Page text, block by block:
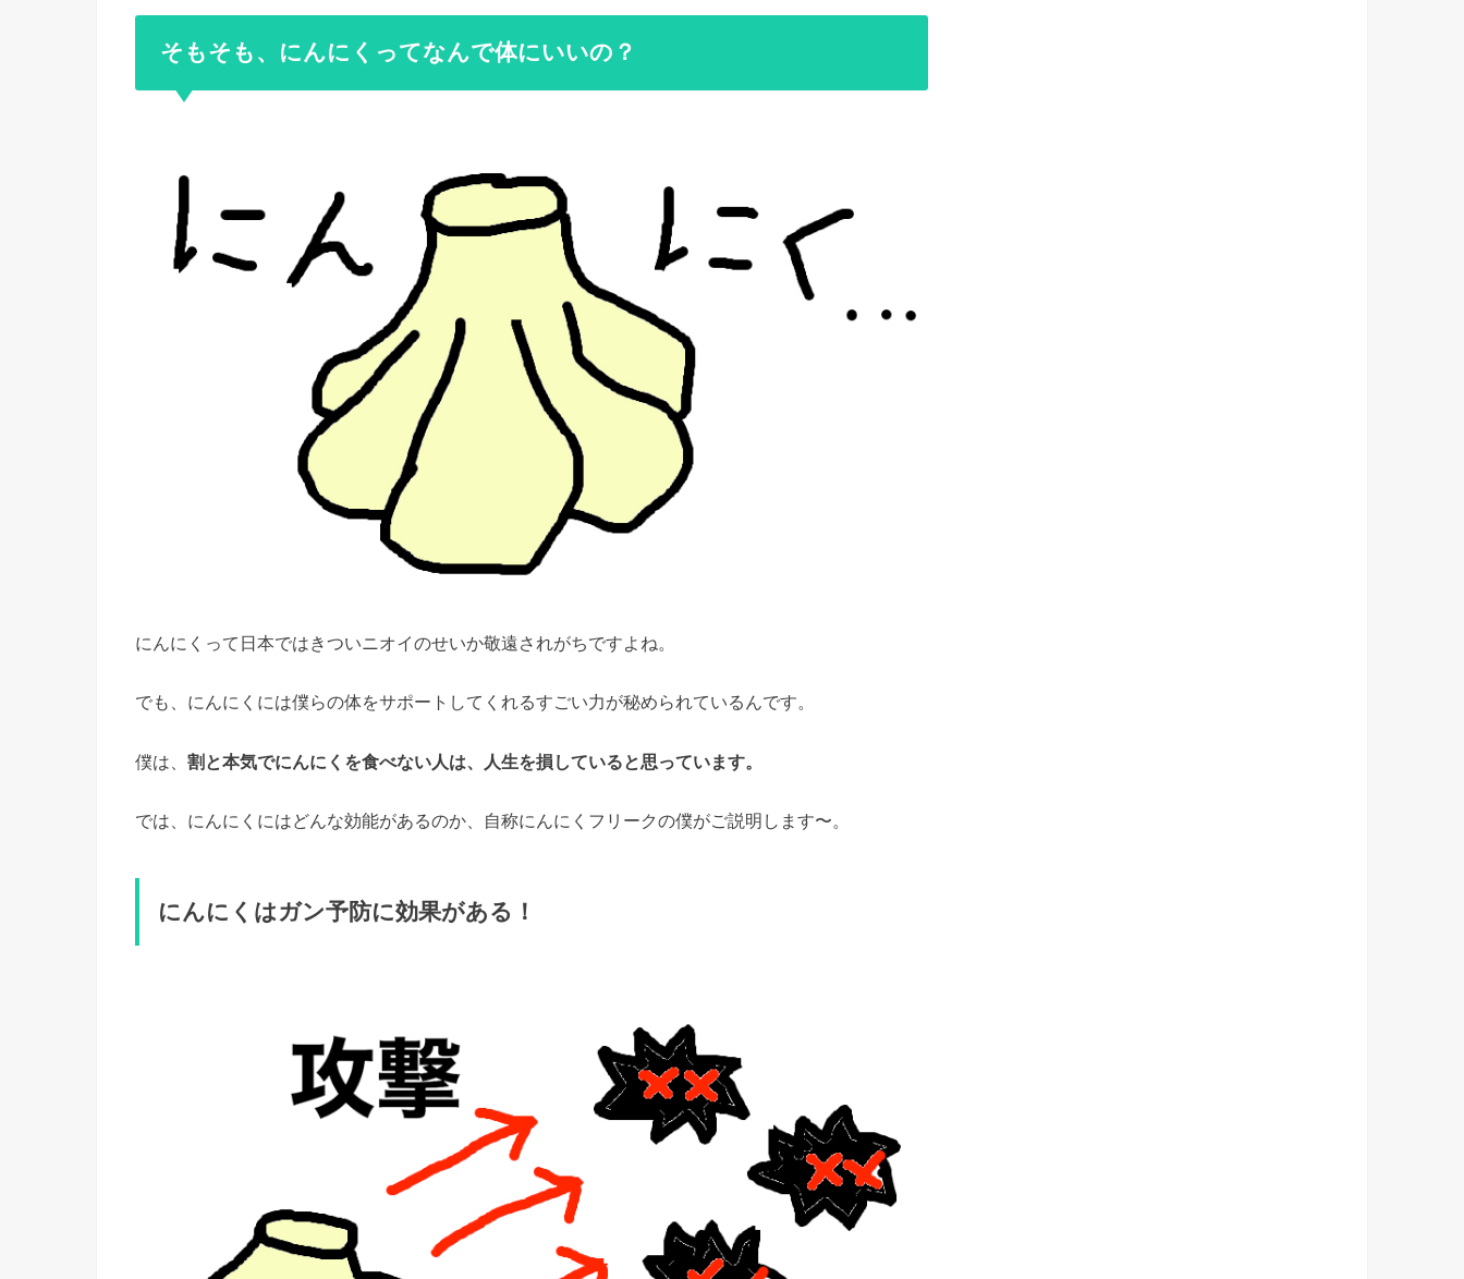
そもそも、にんにくってなんで体にいいの？
にんにくって日本ではきついニオイのせいか敬遠されがちですよね。
でも、にんにくには僕らの体をサポートしてくれるすごい力が秘められているんです。
僕は、 割と本気でにんにくを食べない人は、人生を損していると思っています。
では、にんにくにはどんな効能があるのか、自称にんにくフリークの僕がご説明します〜。
にんにくはガン予防に効果がある！